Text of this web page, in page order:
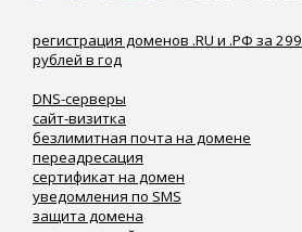
регистрация доменов .RU и .РФ за 299
рублей в год
DNS-серверы
сайт-визитка
безлимитная почта на домене
переадресация
сертификат на домен
уведомления по SMS
защита домена